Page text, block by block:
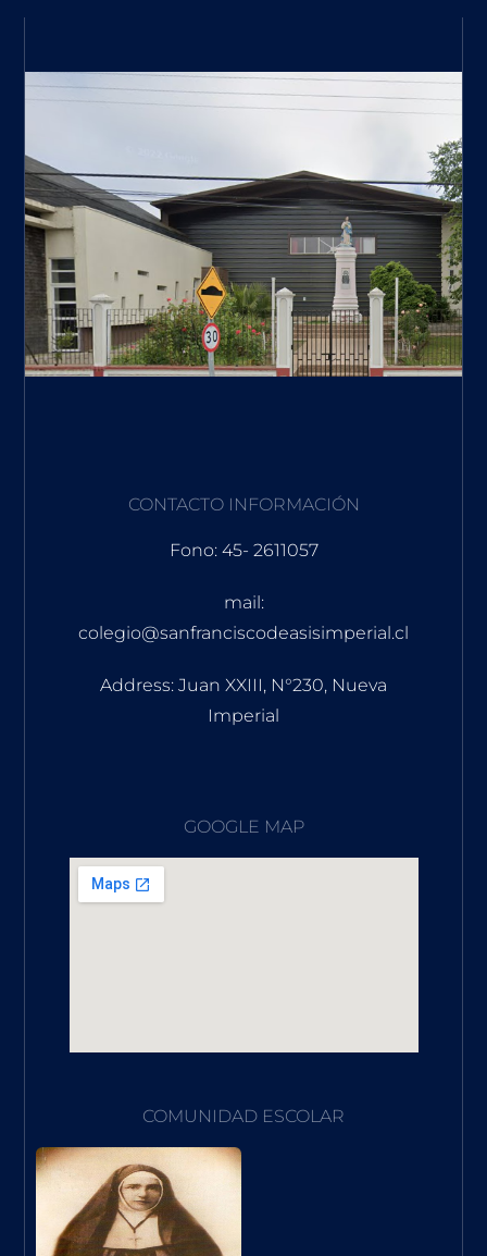
CONTACTO INFORMACIÓN
Fono: 45- 2611057
mail:
colegio@sanfranciscodeasisimperial.cl
Address: Juan XXIII, N°230, Nueva
Imperial
GOOGLE MAP
COMUNIDAD ESCOLAR